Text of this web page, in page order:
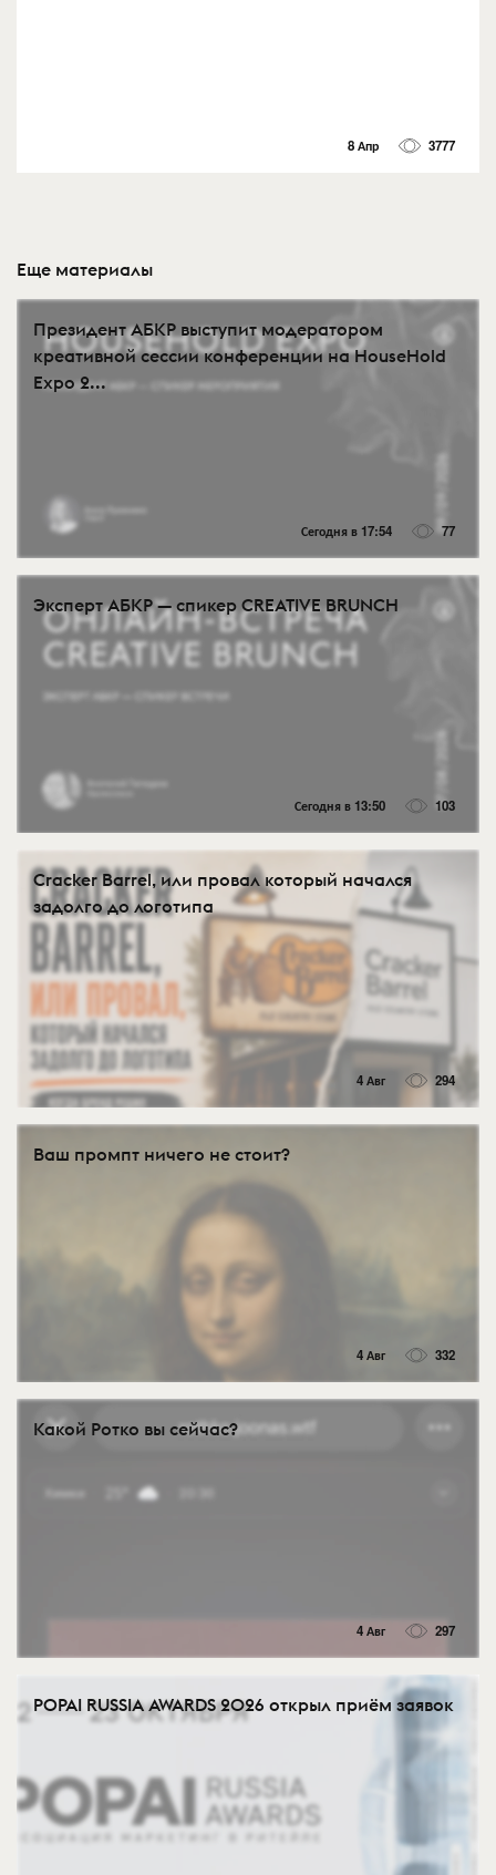
8 Апр 3777
Еще материалы
Президент АБКР выступит модератором
креативной сессии конференции на HouseHold
Expo 2...
Сегодня в 17:54 77
Эксперт АБКР — спикер CREATIVE BRUNCH
Сегодня в 13:50 103
Cracker Barrel, или провал который начался
задолго до логотипа
4 Авг 294
Ваш промпт ничего не стоит?
4 Авг 332
Какой Ротко вы сейчас?
4 Авг 297
POPAI RUSSIA AWARDS 2026 открыл приём заявок